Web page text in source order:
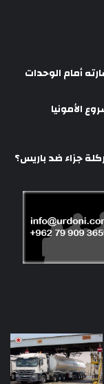
أمام الوحدات
الأمونيا
جزاء ضد باريس؟